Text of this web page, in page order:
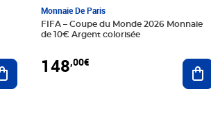
Ajouter au panier
Monnaie De Paris
FIFA – Coupe du Monde 2026 Monnaie
de 10€ Argent colorisée
148,00€